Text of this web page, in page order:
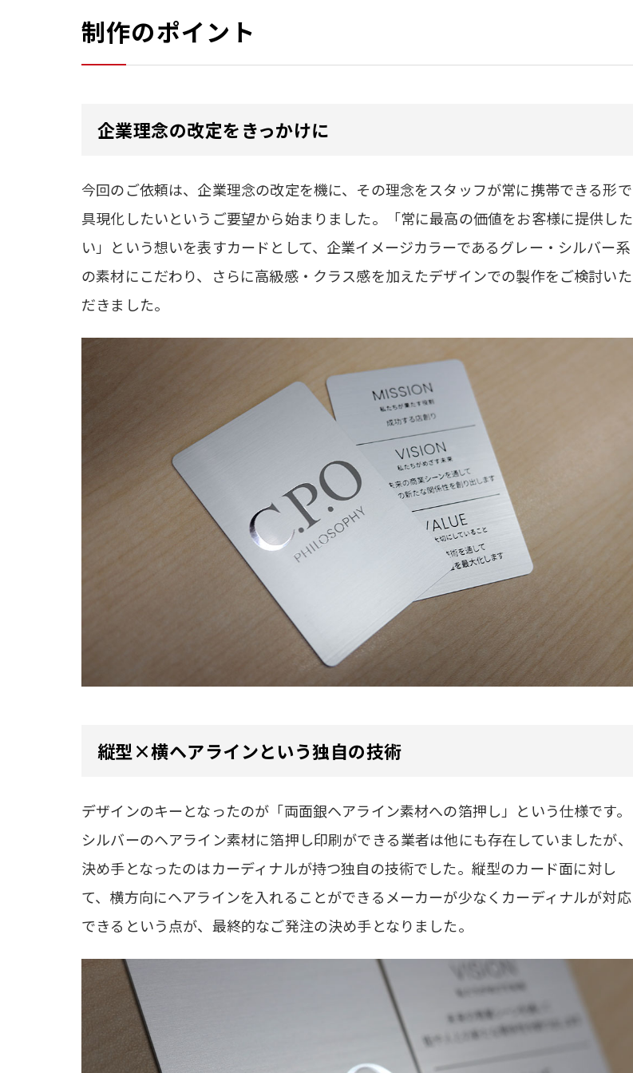
制作のポイント
企業理念の改定をきっかけに
今回のご依頼は、企業理念の改定を機に、その理念をスタッフが常に携帯できる形で
具現化したいというご要望から始まりました。「常に最高の価値をお客様に提供した
い」という想いを表すカードとして、企業イメージカラーであるグレー・シルバー系
の素材にこだわり、さらに高級感・クラス感を加えたデザインでの製作をご検討いた
だきました。
縦型×横ヘアラインという独自の技術
デザインのキーとなったのが「両面銀ヘアライン素材への箔押し」という仕様です。
シルバーのヘアライン素材に箔押し印刷ができる業者は他にも存在していましたが、
決め手となったのはカーディナルが持つ独自の技術でした。縦型のカード面に対し
て、横方向にヘアラインを入れることができるメーカーが少なくカーディナルが対応
できるという点が、最終的なご発注の決め手となりました。